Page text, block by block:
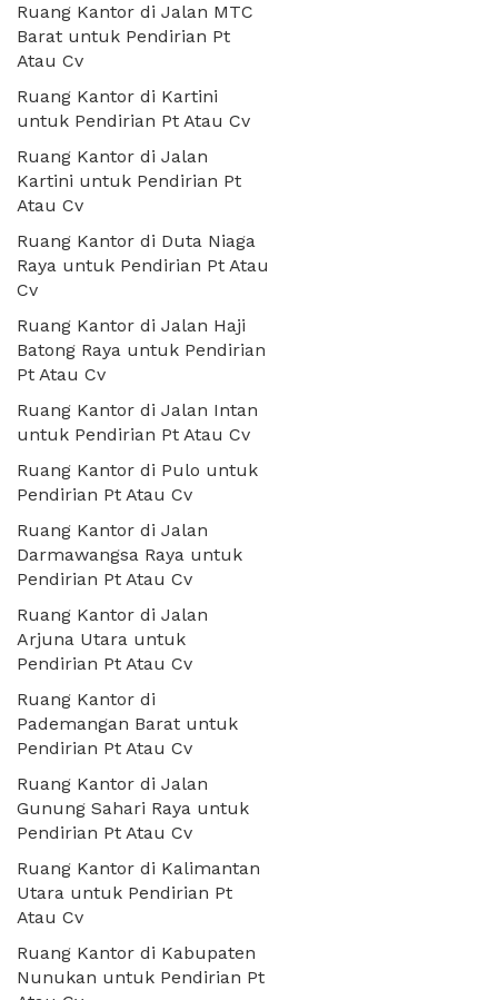
Ruang Kantor di Jalan MTC
Barat untuk Pendirian Pt
Atau Cv
Ruang Kantor di Kartini
untuk Pendirian Pt Atau Cv
Ruang Kantor di Jalan
Kartini untuk Pendirian Pt
Atau Cv
Ruang Kantor di Duta Niaga
Raya untuk Pendirian Pt Atau
Cv
Ruang Kantor di Jalan Haji
Batong Raya untuk Pendirian
Pt Atau Cv
Ruang Kantor di Jalan Intan
untuk Pendirian Pt Atau Cv
Ruang Kantor di Pulo untuk
Pendirian Pt Atau Cv
Ruang Kantor di Jalan
Darmawangsa Raya untuk
Pendirian Pt Atau Cv
Ruang Kantor di Jalan
Arjuna Utara untuk
Pendirian Pt Atau Cv
Ruang Kantor di
Pademangan Barat untuk
Pendirian Pt Atau Cv
Ruang Kantor di Jalan
Gunung Sahari Raya untuk
Pendirian Pt Atau Cv
Ruang Kantor di Kalimantan
Utara untuk Pendirian Pt
Atau Cv
Ruang Kantor di Kabupaten
Nunukan untuk Pendirian Pt